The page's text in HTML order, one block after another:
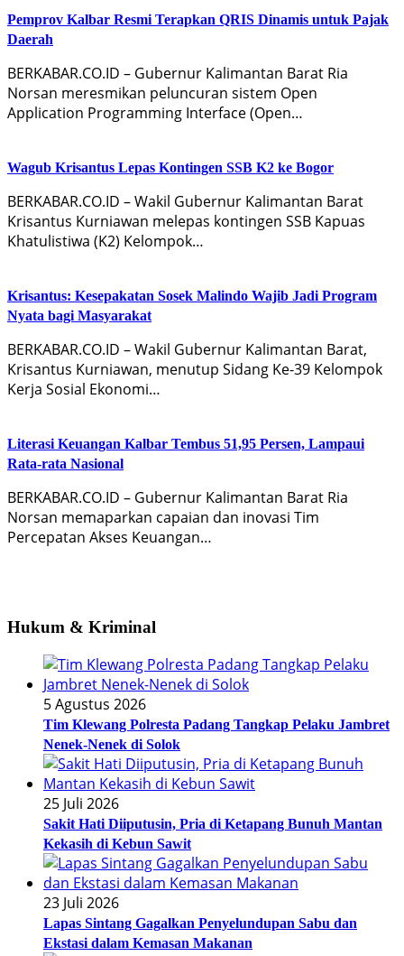
Pemprov Kalbar Resmi Terapkan QRIS Dinamis untuk Pajak
Daerah
BERKABAR.CO.ID – Gubernur Kalimantan Barat Ria
Norsan meresmikan peluncuran sistem Open
Application Programming Interface (Open…
Wagub Krisantus Lepas Kontingen SSB K2 ke Bogor
BERKABAR.CO.ID – Wakil Gubernur Kalimantan Barat
Krisantus Kurniawan melepas kontingen SSB Kapuas
Khatulistiwa (K2) Kelompok…
Krisantus: Kesepakatan Sosek Malindo Wajib Jadi Program
Nyata bagi Masyarakat
BERKABAR.CO.ID – Wakil Gubernur Kalimantan Barat,
Krisantus Kurniawan, menutup Sidang Ke-39 Kelompok
Kerja Sosial Ekonomi…
Literasi Keuangan Kalbar Tembus 51,95 Persen, Lampaui
Rata-rata Nasional
BERKABAR.CO.ID – Gubernur Kalimantan Barat Ria
Norsan memaparkan capaian dan inovasi Tim
Percepatan Akses Keuangan…
Hukum & Kriminal
5 Agustus 2026
Tim Klewang Polresta Padang Tangkap Pelaku Jambret
Nenek-Nenek di Solok
25 Juli 2026
Sakit Hati Diiputusin, Pria di Ketapang Bunuh Mantan
Kekasih di Kebun Sawit
23 Juli 2026
Lapas Sintang Gagalkan Penyelundupan Sabu dan
Ekstasi dalam Kemasan Makanan